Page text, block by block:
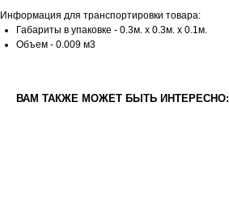
Информация для транспортировки товара:
Габариты в упаковке - 0.3м. x 0.3м. x 0.1м.
Объем - 0.009 м3
ВАМ ТАКЖЕ МОЖЕТ БЫТЬ ИНТЕРЕСНО: